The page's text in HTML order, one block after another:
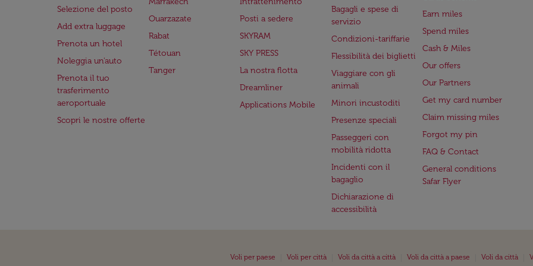
Selezione del posto
Add extra luggage
Prenota un hotel
Noleggia un'auto
Prenota il tuo
trasferimento
aeroportuale
Scopri le nostre offerte
Ouarzazate
Rabat
Tétouan
Tanger
Posti a sedere
SKYRAM
SKY PRESS
La nostra flotta
Dreamliner
Applications Mobile
Bagagli e spese di
servizio
Condizioni-tariffarie
Flessibilità dei biglietti
Viaggiare con gli
animali
Minori incustoditi
Presenze speciali
Passeggeri con
mobilità ridotta
Incidenti con il
bagaglio
Dichiarazione di
accessibilità
Earn miles
Spend miles
Cash & Miles
Our offers
Our Partners
Get my card number
Claim missing miles
Forgot my pin
FAQ & Contact
General conditions
Safar Flyer
Voli per paese Voli per città Voli da città a città Voli da città a paese Voli da città